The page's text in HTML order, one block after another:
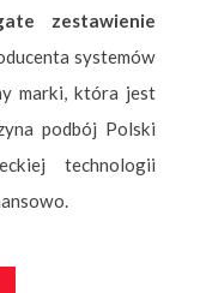
zestawienie
systemów
marki, która jest
podbój Polski
technologii